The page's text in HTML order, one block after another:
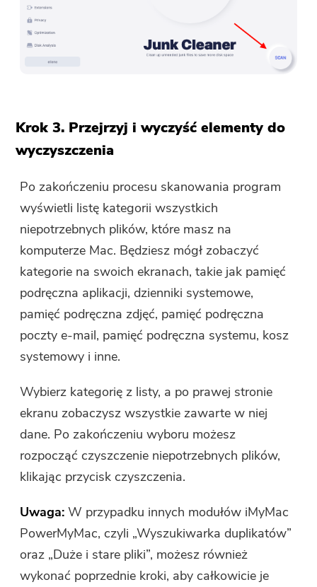
Krok 3. Przejrzyj i wyczyść elementy do
wyczyszczenia
Po zakończeniu procesu skanowania program
wyświetli listę kategorii wszystkich
niepotrzebnych plików, które masz na
komputerze Mac. Będziesz mógł zobaczyć
kategorie na swoich ekranach, takie jak pamięć
podręczna aplikacji, dzienniki systemowe,
pamięć podręczna zdjęć, pamięć podręczna
poczty e-mail, pamięć podręczna systemu, kosz
systemowy i inne.
Wybierz kategorię z listy, a po prawej stronie
ekranu zobaczysz wszystkie zawarte w niej
dane. Po zakończeniu wyboru możesz
rozpocząć czyszczenie niepotrzebnych plików,
klikając przycisk czyszczenia.
Uwaga:W przypadku innych modułów iMyMac
PowerMyMac, czyli „Wyszukiwarka duplikatów”
oraz „Duże i stare pliki”, możesz również
wykonać poprzednie kroki, aby całkowicie je